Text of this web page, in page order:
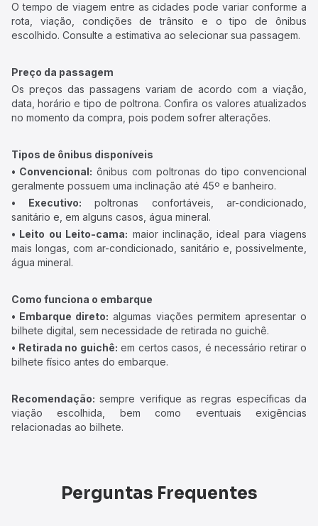
O tempo de viagem entre as cidades pode variar conforme a
rota, viação, condições de trânsito e o tipo de ônibus
escolhido. Consulte a estimativa ao selecionar sua passagem.
Preço da passagem
Os preços das passagens variam de acordo com a viação,
data, horário e tipo de poltrona. Confira os valores atualizados
no momento da compra, pois podem sofrer alterações.
Tipos de ônibus disponíveis
• Convencional: ônibus com poltronas do tipo convencional
geralmente possuem uma inclinação até 45º e banheiro.
• Executivo: poltronas confortáveis, ar-condicionado,
sanitário e, em alguns casos, água mineral.
• Leito ou Leito-cama: maior inclinação, ideal para viagens
mais longas, com ar-condicionado, sanitário e, possivelmente,
água mineral.
Como funciona o embarque
• Embarque direto: algumas viações permitem apresentar o
bilhete digital, sem necessidade de retirada no guichê.
• Retirada no guichê: em certos casos, é necessário retirar o
bilhete físico antes do embarque.
Recomendação: sempre verifique as regras específicas da
viação escolhida, bem como eventuais exigências
relacionadas ao bilhete.
Perguntas Frequentes